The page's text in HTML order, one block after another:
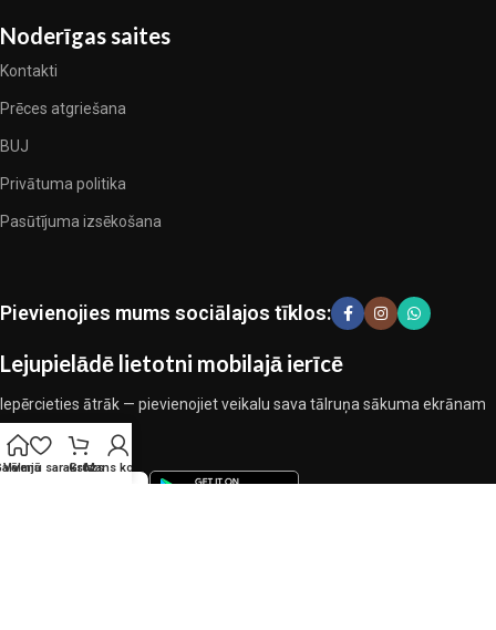
Noderīgas saites
Kontakti
Prēces atgriešana
BUJ
Privātuma politika
Pasūtījuma izsēkošana
Pievienojies mums sociālajos tīklos:
Lejupielādē lietotni mobilajā ierīcē
Iepērcieties ātrāk — pievienojiet veikalu sava tālruņa sākuma ekrānam
Vēlmju saraksts
Grozs
Mans konts